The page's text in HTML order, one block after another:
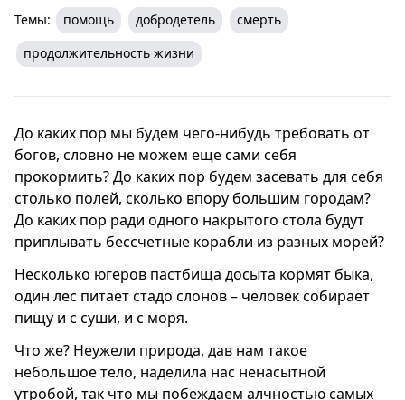
Темы: помощь добродетель
смерть
продолжительность жизни
До каких пор мы будем чего-нибудь требовать от
богов, словно не можем еще сами себя
прокормить? До каких пор будем засевать для себя
столько полей, сколько впору большим городам?
До каких пор ради одного накрытого стола будут
приплывать бессчетные корабли из разных морей?
Несколько югеров пастбища досыта кормят быка,
один лес питает стадо слонов – человек собирает
пищу и с суши, и с моря.
Что же? Неужели природа, дав нам такое
небольшое тело, наделила нас ненасытной
утробой, так что мы побеждаем алчностью самых